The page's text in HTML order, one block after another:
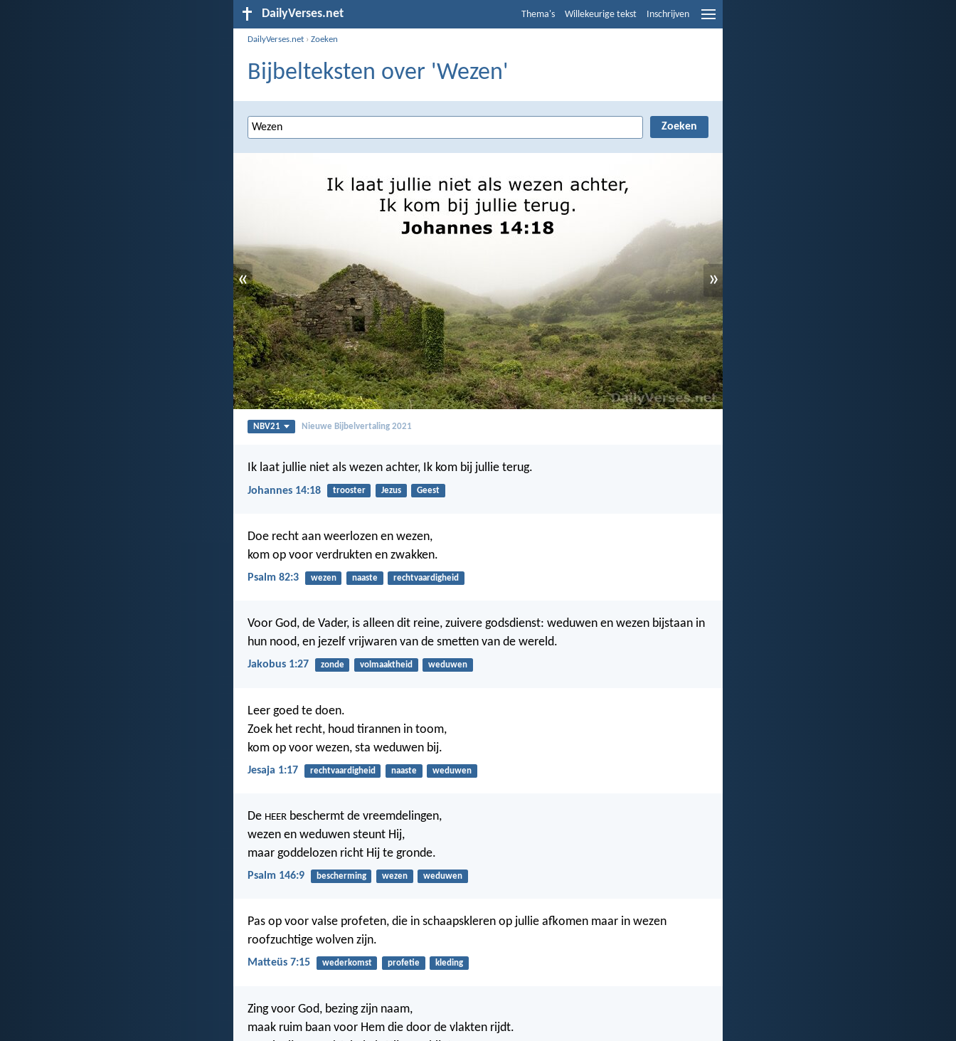
DailyVerses.net Thema's Willekeurige tekst Inschrijven
DailyVerses.net ›Zoeken
Bijbelteksten over 'Wezen'
« »
NBV21 Nieuwe Bijbelvertaling 2021
Ik laat jullie niet als wezen achter, Ik kom bij jullie terug.
Johannes 14:18 trooster Jezus Geest
Doe recht aan weerlozen en wezen,
kom op voor verdrukten en zwakken.
Psalm 82:3 wezen naaste rechtvaardigheid
Voor God, de Vader, is alleen dit reine, zuivere godsdienst: weduwen en wezen bijstaan in
hun nood, en jezelf vrijwaren van de smetten van de wereld.
Jakobus 1:27 zonde volmaaktheid weduwen
Leer goed te doen.
Zoek het recht, houd tirannen in toom,
kom op voor wezen, sta weduwen bij.
Jesaja 1:17 rechtvaardigheid naaste weduwen
De HEER beschermt de vreemdelingen,
wezen en weduwen steunt Hij,
maar goddelozen richt Hij te gronde.
Psalm 146:9 bescherming wezen weduwen
Pas op voor valse profeten, die in schaapskleren op jullie afkomen maar in wezen
roofzuchtige wolven zijn.
Matteüs 7:15 wederkomst profetie kleding
Zing voor God, bezing zijn naam,
maak ruim baan voor Hem die door de vlakten rijdt.